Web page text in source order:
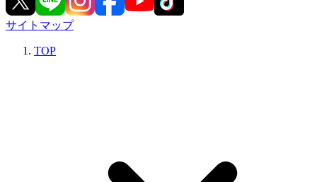
サイトマップ
TOP